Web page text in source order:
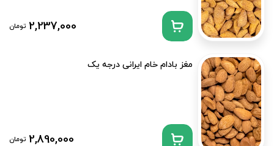
2,237,000 تومان
مغز بادام خام ایرانی درجه یک
2,890,000 تومان